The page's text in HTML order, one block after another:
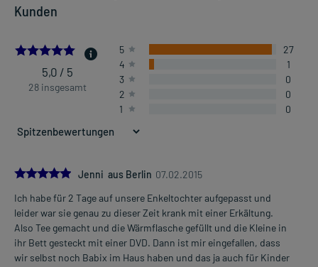
Kunden
4.964285714285714
5,0 / 5
28 insgesamt
5
27
4
1
3
0
2
0
1
0
5.0
Jenni aus Berlin 07.02.2015
Ich habe für 2 Tage auf unsere Enkeltochter aufgepasst und
leider war sie genau zu dieser Zeit krank mit einer Erkältung.
Also Tee gemacht und die Wärmflasche gefüllt und die Kleine in
ihr Bett gesteckt mit einer DVD. Dann ist mir eingefallen, dass
wir selbst noch Babix im Haus haben und das ja auch für Kinder